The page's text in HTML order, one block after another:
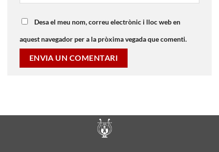
Desa el meu nom, correu electrònic i lloc web en
aquest navegador per a la pròxima vegada que comenti.